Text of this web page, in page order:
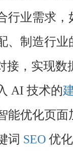
行业需求，
、制造行
接，实现数
AI 技术的
能优化页
词 SEO 优